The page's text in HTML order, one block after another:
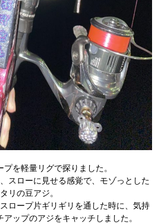
プを軽量リグで探りました。
スローに見せる感覚で、モゾっとした
リの豆アジ。
ロープ片ギリギリを通した時に、気持
ップのアジをキャッチしました。